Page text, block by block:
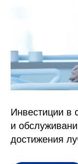
Инвестиции в
и
достижения